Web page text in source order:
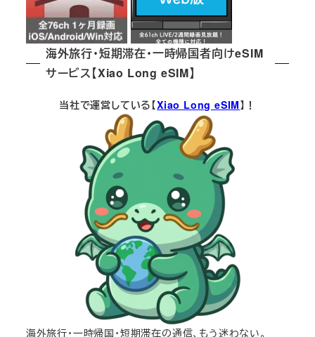
海外旅行・短期滞在・一時帰国者向けeSIM
サービス【Xiao Long eSIM】
当社で運営している【Xiao Long eSIM】！
海外旅行・一時帰国・短期滞在の通信、もう迷わない。